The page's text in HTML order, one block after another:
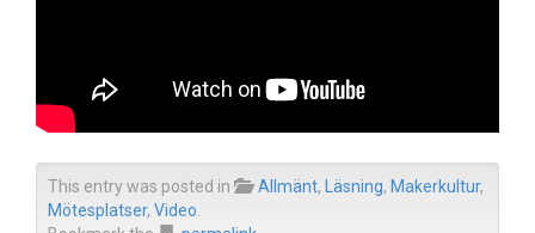
This entry was posted in Allmänt, Läsning, Makerkultur,
Mötesplatser, Video